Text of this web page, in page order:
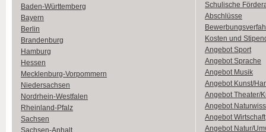
Baden-Württemberg
Bayern
Berlin
Brandenburg
Hamburg
Hessen
Mecklenburg-Vorpommern
Niedersachsen
Nordrhein-Westfalen
Rheinland-Pfalz
Sachsen
Sachsen-Anhalt
Schulische
Abschlüsse
Kosten und
Angebot Sport
Angebot Sprache
Angebot Musik
Angebot Kunst/
Angebot Theater/
Angebot
Angebot Wirtschaft
Angebot Natur/